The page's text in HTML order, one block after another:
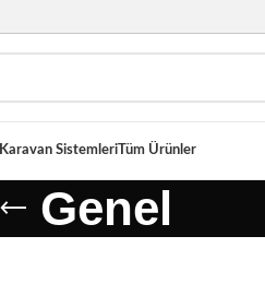
Karavan SistemleriTüm Ürünler
Genel